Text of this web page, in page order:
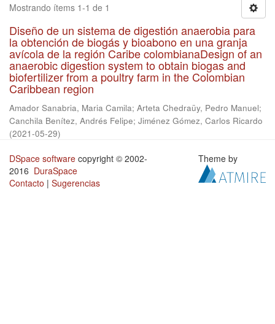
Mostrando ítems 1-1 de 1
Diseño de un sistema de digestión anaerobia para
la obtención de biogás y bioabono en una granja
avícola de la región Caribe colombianaDesign of an
anaerobic digestion system to obtain biogas and
biofertilizer from a poultry farm in the Colombian
Caribbean region
Amador Sanabria, Maria Camila; Arteta Chedraüy, Pedro Manuel;
Canchila Benítez, Andrés Felipe; Jiménez Gómez, Carlos Ricardo
(2021-05-29)
DSpace software copyright © 2002-
2016 DuraSpace
Contacto | Sugerencias
Theme by